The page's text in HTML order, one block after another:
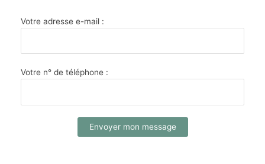
Votre adresse e-mail :
Votre n° de téléphone :